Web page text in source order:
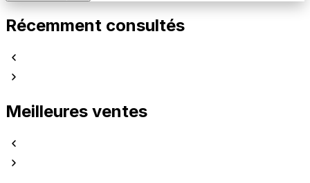
Récemment consultés
Meilleures ventes